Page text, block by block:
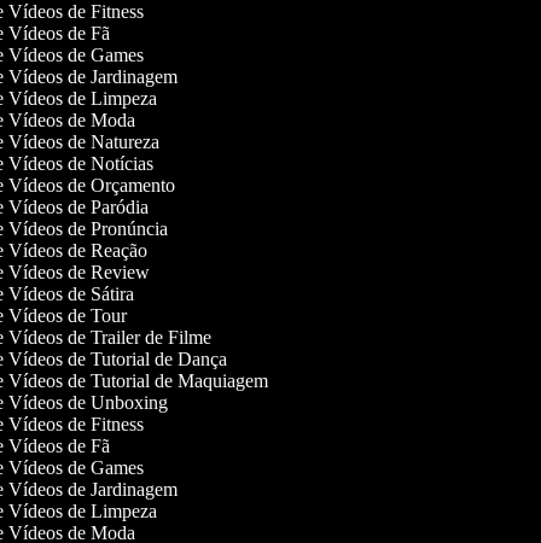
Vídeos de Fitness
Vídeos de Fã
Vídeos de Games
Vídeos de Jardinagem
Vídeos de Limpeza
Vídeos de Moda
Vídeos de Natureza
Vídeos de Notícias
Vídeos de Orçamento
Vídeos de Paródia
Vídeos de Pronúncia
Vídeos de Reação
Vídeos de Review
Vídeos de Sátira
Vídeos de Tour
Vídeos de Trailer de Filme
Vídeos de Tutorial de Dança
Vídeos de Tutorial de Maquiagem
Vídeos de Unboxing
Vídeos de Fitness
Vídeos de Fã
Vídeos de Games
Vídeos de Jardinagem
Vídeos de Limpeza
Vídeos de Moda